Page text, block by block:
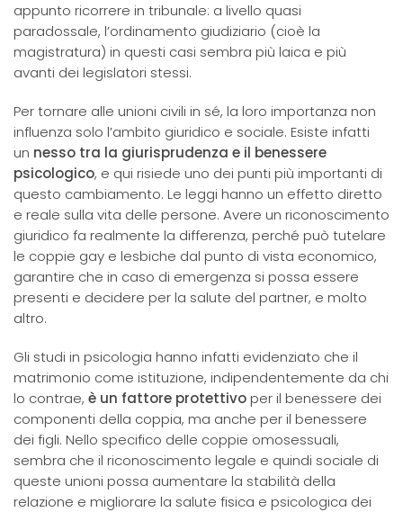
appunto ricorrere in tribunale: a livello quasi
paradossale, l’ordinamento giudiziario (cioè la
magistratura) in questi casi sembra più laica e più
avanti dei legislatori stessi.
Per tornare alle unioni civili in sé, la loro importanza non
influenza solo l’ambito giuridico e sociale. Esiste infatti
un nesso tra la giurisprudenza e il benessere
psicologico, e qui risiede uno dei punti più importanti di
questo cambiamento. Le leggi hanno un effetto diretto
e reale sulla vita delle persone. Avere un riconoscimento
giuridico fa realmente la differenza, perché può tutelare
le coppie gay e lesbiche dal punto di vista economico,
garantire che in caso di emergenza si possa essere
presenti e decidere per la salute del partner, e molto
altro.
Gli studi in psicologia hanno infatti evidenziato che il
matrimonio come istituzione, indipendentemente da chi
lo contrae, è un fattore protettivoper il benessere dei
componenti della coppia, ma anche per il benessere
dei figli. Nello specifico delle coppie omosessuali,
sembra che il riconoscimento legale e quindi sociale di
queste unioni possa aumentare la stabilità della
relazione e migliorare la salute fisica e psicologica dei